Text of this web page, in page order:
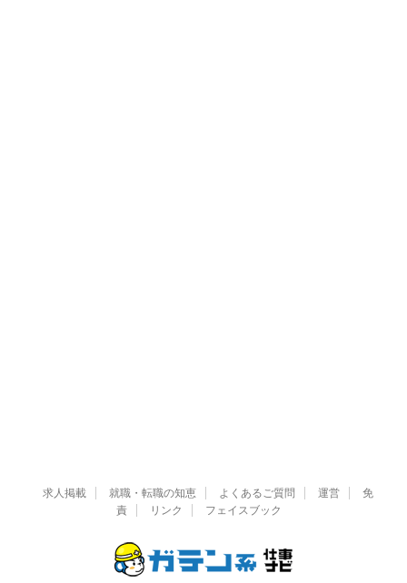
求人掲載 就職・転職の知恵 よくあるご質問 運営
免
責
リンク フェイスブック